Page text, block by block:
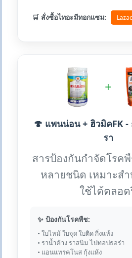
🛒 สั่งซื้อไทอะมีทอกแซม:
+
🍄 แพนน่อน + ฮิวมิคFK -
รา
สารป้องกันกำจัดโรค
หลายชนิด เหมาะส
ใช้ได้ตลอ
✨ ป้องกันโรคพืช:
• ใบไหม้ ใบจุด ใบติด กิ่งแห้ง
• ราน้ำค้าง ราสนิม ไปทอปธอร่า
• แอนแทรคโนส กุ้งแห้ง